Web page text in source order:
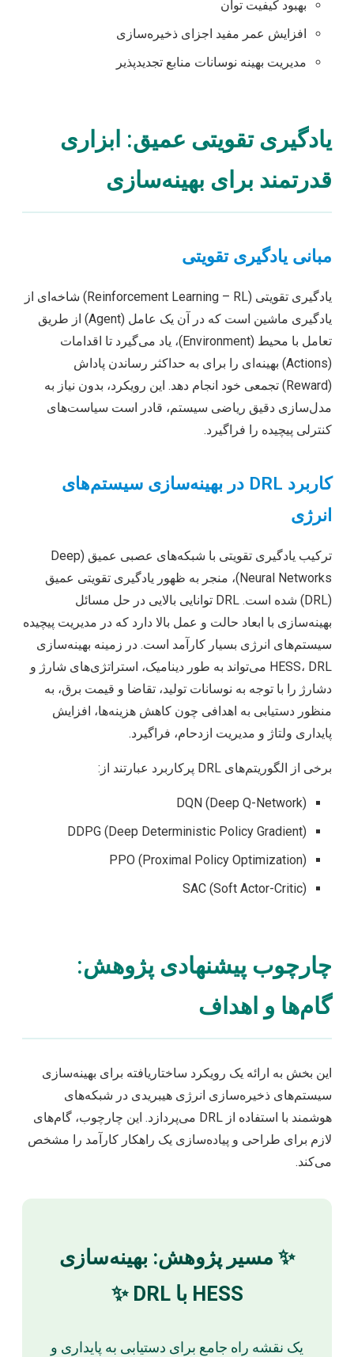
بهبود کیفیت توان
افزایش عمر مفید اجزای ذخیره‌سازی
مدیریت بهینه نوسانات منابع تجدیدپذیر
یادگیری تقویتی عمیق: ابزاری
قدرتمند برای بهینه‌سازی
مبانی یادگیری تقویتی
یادگیری تقویتی (Reinforcement Learning – RL) شاخه‌ای از
یادگیری ماشین است که در آن یک عامل (Agent) از طریق
تعامل با محیط (Environment)، یاد می‌گیرد تا اقدامات
(Actions) بهینه‌ای را برای به حداکثر رساندن پاداش
(Reward) تجمعی خود انجام دهد. این رویکرد، بدون نیاز به
مدل‌سازی دقیق ریاضی سیستم، قادر است سیاست‌های
کنترلی پیچیده را فراگیرد.
کاربرد DRL در بهینه‌سازی سیستم‌های
انرژی
ترکیب یادگیری تقویتی با شبکه‌های عصبی عمیق (Deep
Neural Networks)، منجر به ظهور یادگیری تقویتی عمیق
(DRL) شده است. DRL توانایی بالایی در حل مسائل
بهینه‌سازی با ابعاد حالت و عمل بالا دارد که در مدیریت پیچیده
سیستم‌های انرژی بسیار کارآمد است. در زمینه بهینه‌سازی
HESS، DRL می‌تواند به طور دینامیک، استراتژی‌های شارژ و
دشارژ را با توجه به نوسانات تولید، تقاضا و قیمت برق، به
منظور دستیابی به اهدافی چون کاهش هزینه‌ها، افزایش
پایداری ولتاژ و مدیریت ازدحام، فراگیرد.
برخی از الگوریتم‌های DRL پرکاربرد عبارتند از:
DQN (Deep Q-Network)
DDPG (Deep Deterministic Policy Gradient)
PPO (Proximal Policy Optimization)
SAC (Soft Actor-Critic)
چارچوب پیشنهادی پژوهش:
گام‌ها و اهداف
این بخش به ارائه یک رویکرد ساختاریافته برای بهینه‌سازی
سیستم‌های ذخیره‌سازی انرژی هیبریدی در شبکه‌های
هوشمند با استفاده از DRL می‌پردازد. این چارچوب، گام‌های
لازم برای طراحی و پیاده‌سازی یک راهکار کارآمد را مشخص
می‌کند.
✨ مسیر پژوهش: بهینه‌سازی
HESS با DRL ✨
یک نقشه راه جامع برای دستیابی به پایداری و